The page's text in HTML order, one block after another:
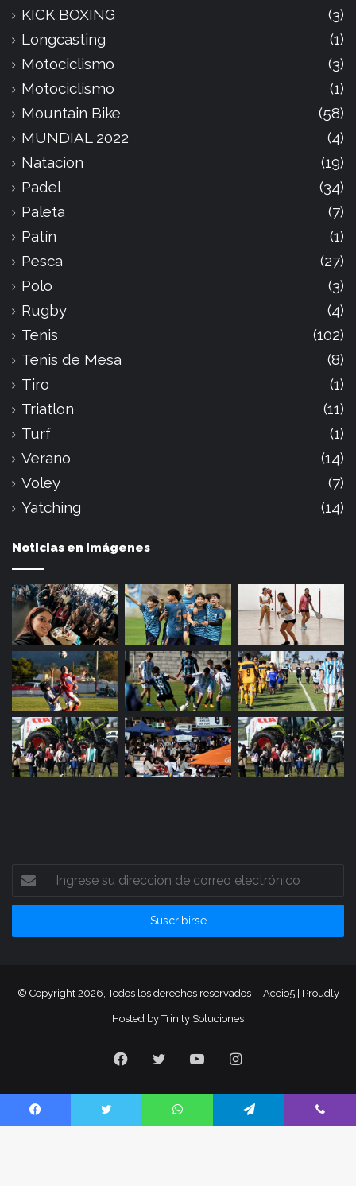
KICK BOXING
(3)
Longcasting
(1)
Motociclismo
(3)
Motociclismo
(1)
Mountain Bike
(58)
MUNDIAL 2022
(4)
Natacion
(19)
Padel
(34)
Paleta
(7)
Patín
(1)
Pesca
(27)
Polo
(3)
Rugby
(4)
Tenis
(102)
Tenis de Mesa
(8)
Tiro
(1)
Triatlon
(11)
Turf
(1)
Verano
(14)
Voley
(7)
Yatching
(14)
Noticias en imágenes
© Copyright 2026, Todos los derechos reservados | Accio5| Proudly
Hosted byTrinity Soluciones